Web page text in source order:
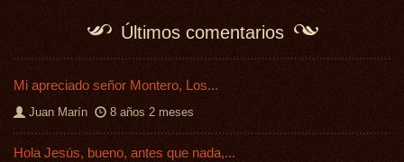
Últimos comentarios
Mi apreciado señor Montero, Los...
Juan Marín 8 años 2 meses
Hola Jesús, bueno, antes que nada,...